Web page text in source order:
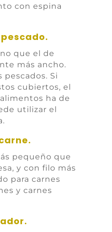
con espina
que el de
más ancho.
pescados. Si
cubiertos, el
ha de
utilizar el
pequeño que
y con filo más
para carnes
y carnes